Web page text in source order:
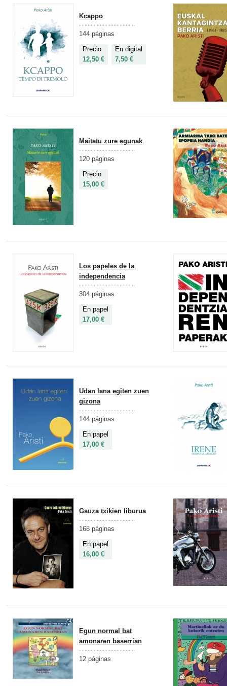
Kcappo
144 páginas
Precio
12,50 €
En digital
7,50 €
Maitatu zure egunak
120 páginas
Precio
15,00 €
Los papeles de la
independencia
304 páginas
En papel
17,00 €
Udan lana egiten zuen
gizona
144 páginas
En papel
17,00 €
Gauza txikien liburua
168 páginas
En papel
16,00 €
Egun normal bat
amonaren baserrian
12 páginas